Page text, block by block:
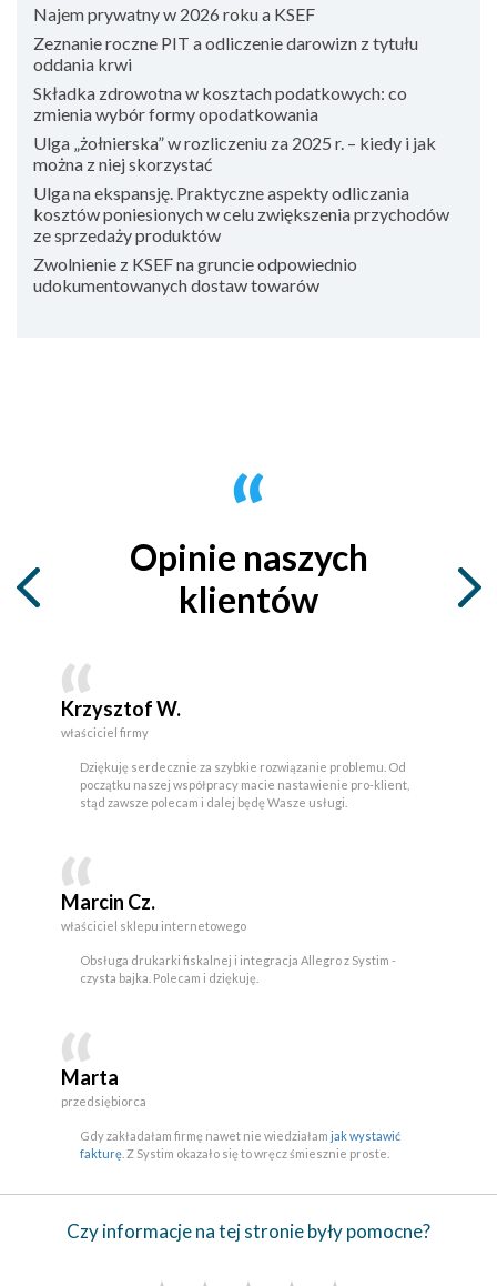
Najem prywatny w 2026 roku a KSEF
Zeznanie roczne PIT a odliczenie darowizn z tytułu
oddania krwi
Składka zdrowotna w kosztach podatkowych: co
zmienia wybór formy opodatkowania
Ulga „żołnierska” w rozliczeniu za 2025 r. – kiedy i jak
można z niej skorzystać
Ulga na ekspansję. Praktyczne aspekty odliczania
kosztów poniesionych w celu zwiększenia przychodów
ze sprzedaży produktów
Zwolnienie z KSEF na gruncie odpowiednio
udokumentowanych dostaw towarów
Opinie naszych
klientów
Krzysztof W.
właściciel firmy
Dziękuję serdecznie za szybkie rozwiązanie problemu. Od
początku naszej współpracy macie nastawienie pro-klient,
stąd zawsze polecam i dalej będę Wasze usługi.
Marcin Cz.
właściciel sklepu internetowego
Obsługa drukarki fiskalnej i integracja Allegro z Systim -
czysta bajka. Polecam i dziękuję.
Marta
przedsiębiorca
Gdy zakładałam firmę nawet nie wiedziałam jak wystawić
fakturę. Z Systim okazało się to wręcz śmiesznie proste.
Czy informacje na tej stronie były pomocne?